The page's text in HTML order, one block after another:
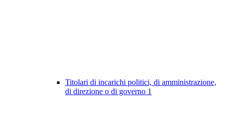
Titolari di incarichi politici, di amministrazione,
di direzione o di governo 1